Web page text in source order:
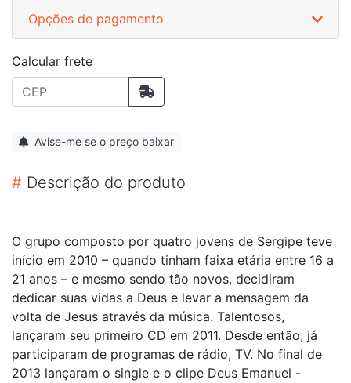
Opções de pagamento
Calcular frete
Avise-me se o preço baixar
# Descrição do produto
O grupo composto por quatro jovens de Sergipe teve
início em 2010 – quando tinham faixa etária entre 16 a
21 anos – e mesmo sendo tão novos, decidiram
dedicar suas vidas a Deus e levar a mensagem da
volta de Jesus através da música. Talentosos,
lançaram seu primeiro CD em 2011. Desde então, já
participaram de programas de rádio, TV. No final de
2013 lançaram o single e o clipe Deus Emanuel -